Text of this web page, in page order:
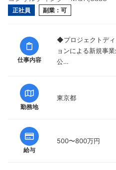
正社員 副業：可
仕事内容
◆プロジェクトディ
ョンによる新規事
公…
勤務地
東京都
給与
500〜800万円